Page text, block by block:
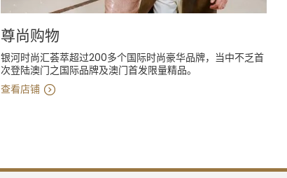
尊尚购物
银河时尚汇荟萃超过200多个国际时尚豪华品牌，当中不乏首
次登陆澳门之国际品牌及澳门首发限量精品。
查看店铺